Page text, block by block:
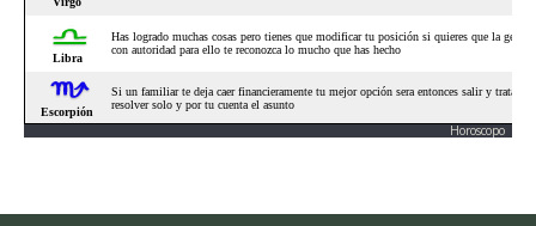
Horoscopo